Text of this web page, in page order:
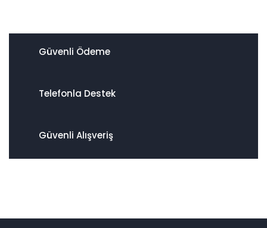
Güvenli Ödeme
Telefonla Destek
Güvenli Alışveriş